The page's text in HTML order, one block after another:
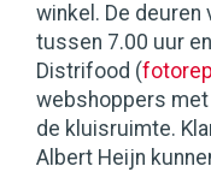
winkel. De deuren
tussen 7.00 uur
Distrifood (
webshoppers
de kluisruimte.
Albert Heijn